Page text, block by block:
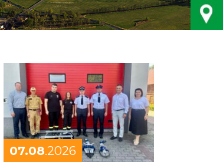
07.08.2026